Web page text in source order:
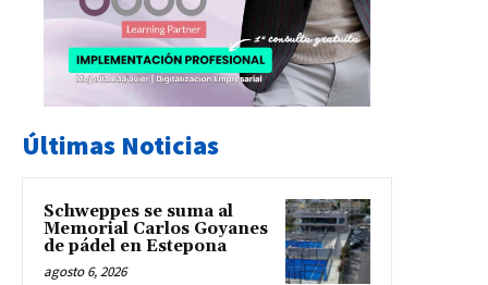
Últimas Noticias
Schweppes se suma al
Memorial Carlos Goyanes
de pádel en Estepona
agosto 6, 2026